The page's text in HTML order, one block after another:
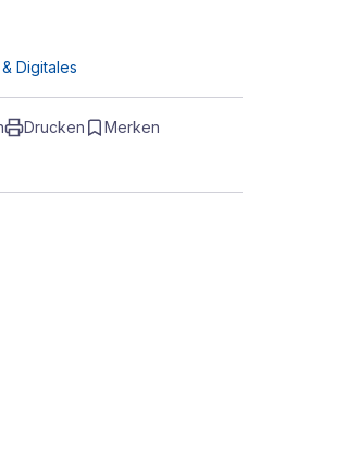
Digitales
Drucken Merken